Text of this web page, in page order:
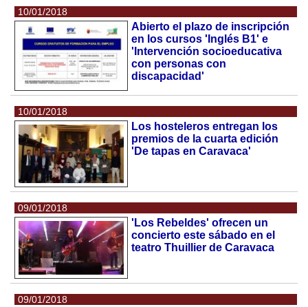
10/01/2018
Abierto el plazo de inscripción
en los cursos 'Inglés B1' e
'Intervención socioeducativa
con personas con
discapacidad'
10/01/2018
Los hosteleros entregan los
premios de la cuarta edición
'De tapas en Caravaca'
09/01/2018
'Los Rebeldes' ofrecen un
concierto este sábado en el
teatro Thuillier de Caravaca
09/01/2018